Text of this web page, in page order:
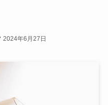
2024年6月27日